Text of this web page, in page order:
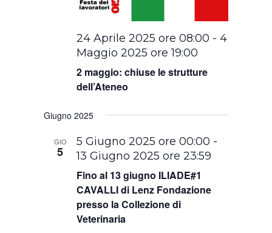
2 maggio: chiuse le strutture
dell’Ateneo
24 Aprile 2025 ore 08:00 -4
Maggio 2025 ore 19:00
Giugno 2025
GIO
5
Fino al 13 giugno ILIADE#1
CAVALLI di Lenz Fondazione
presso la Collezione di
Veterinaria
5 Giugno 2025 ore 00:00 -
13 Giugno 2025 ore 23:59